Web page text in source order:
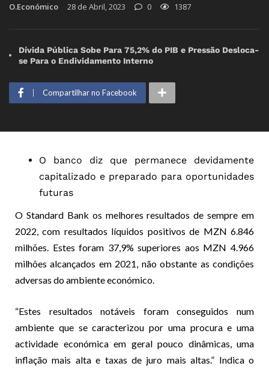
O.Económico 28 de Abril, 2023 0 1387
Dívida Pública Sobe Para 75,2% do PIB e Pressão Desloca-
se Para o Endividamento Interno
Compartilhar no Facebook
O banco diz que permanece devidamente
capitalizado e preparado para oportunidades
futuras
O Standard Bank os melhores resultados de sempre em
2022, com resultados líquidos positivos de MZN 6.846
milhões. Estes foram 37,9% superiores aos MZN 4.966
milhões alcançados em 2021, não obstante as condições
adversas do ambiente económico.
“Estes resultados notáveis foram conseguidos num
ambiente que se caracterizou por uma procura e uma
actividade económica em geral pouco dinâmicas, uma
inflação mais alta e taxas de juro mais altas.” Indica o